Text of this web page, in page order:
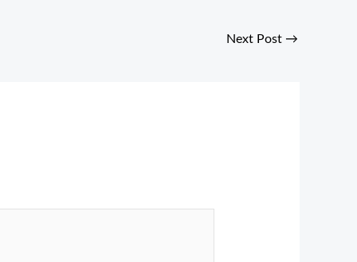
Next Post →